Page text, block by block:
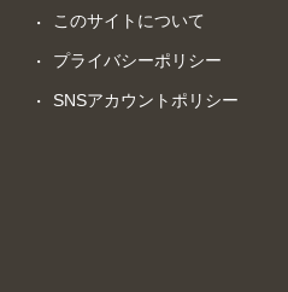
このサイトについて
プライバシーポリシー
SNSアカウントポリシー